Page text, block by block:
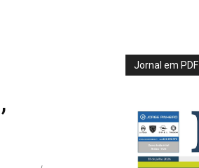
Jornal em PDF